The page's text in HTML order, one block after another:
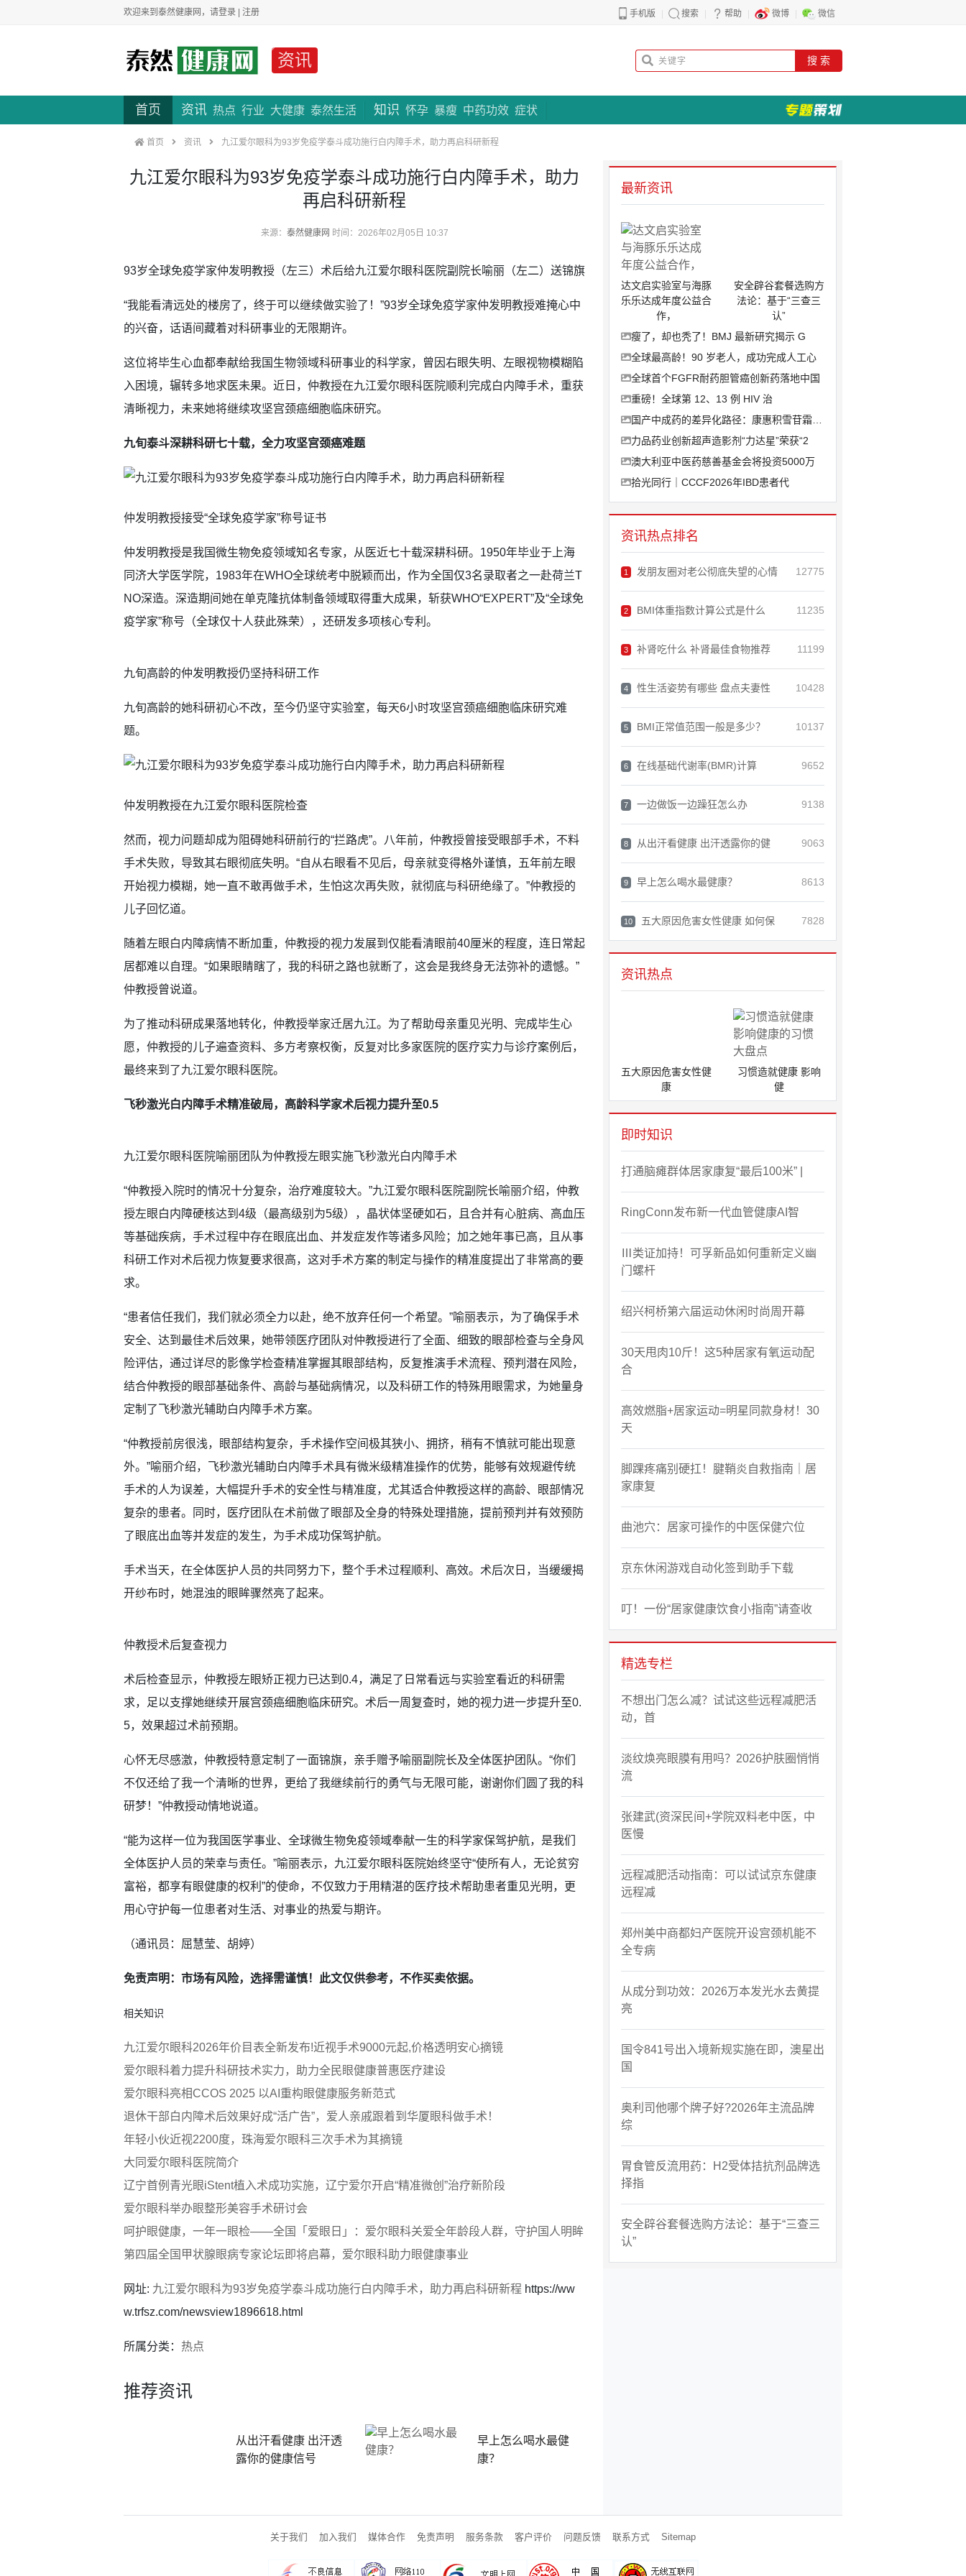
欢迎来到泰然健康网，请登录 | 注册 手机版 搜索 帮助 微博 微信
资讯 搜 索
首页 资讯 热点 行业 大健康 泰然生活 知识 怀孕 暴瘦 中药功效 症状
首页 资讯 九江爱尔眼科为93岁免疫学泰斗成功施行白内障手术，助力再启科研新程
九江爱尔眼科为93岁免疫学泰斗成功施行白内障手术，助力
再启科研新程
来源： 泰然健康网 时间：2026年02月05日 10:37
93岁全球免疫学家仲发明教授（左三）术后给九江爱尔眼科医院副院长喻丽（左二）送锦旗
“我能看清远处的楼房了，终于可以继续做实验了！”93岁全球免疫学家仲发明教授难掩心中
的兴奋，话语间藏着对科研事业的无限期许。
这位将毕生心血都奉献给我国生物领域科研事业的科学家，曾因右眼失明、左眼视物模糊陷
入困境，辗转多地求医未果。近日，仲教授在九江爱尔眼科医院顺利完成白内障手术，重获
清晰视力，未来她将继续攻坚宫颈癌细胞临床研究。
九旬泰斗深耕科研七十载，全力攻坚宫颈癌难题
仲发明教授接受“全球免疫学家”称号证书
仲发明教授是我国微生物免疫领域知名专家，从医近七十载深耕科研。1950年毕业于上海
同济大学医学院，1983年在WHO全球统考中脱颖而出，作为全国仅3名录取者之一赴荷兰T
NO深造。深造期间她在单克隆抗体制备领域取得重大成果，斩获WHO“EXPERT”及“全球免
疫学家”称号（全球仅十人获此殊荣），还研发多项核心专利。
九旬高龄的仲发明教授仍坚持科研工作
九旬高龄的她科研初心不改，至今仍坚守实验室，每天6小时攻坚宫颈癌细胞临床研究难
题。
仲发明教授在九江爱尔眼科医院检查
然而，视力问题却成为阻碍她科研前行的“拦路虎”。八年前，仲教授曾接受眼部手术，不料
手术失败，导致其右眼彻底失明。“自从右眼看不见后，母亲就变得格外谨慎，五年前左眼
开始视力模糊，她一直不敢再做手术，生怕这次再失败，就彻底与科研绝缘了。”仲教授的
儿子回忆道。
随着左眼白内障病情不断加重，仲教授的视力发展到仅能看清眼前40厘米的程度，连日常起
居都难以自理。“如果眼睛瞎了，我的科研之路也就断了，这会是我终身无法弥补的遗憾。”
仲教授曾说道。
为了推动科研成果落地转化，仲教授举家迁居九江。为了帮助母亲重见光明、完成毕生心
愿，仲教授的儿子遍查资料、多方考察权衡，反复对比多家医院的医疗实力与诊疗案例后，
最终来到了九江爱尔眼科医院。
飞秒激光白内障手术精准破局，高龄科学家术后视力提升至0.5
九江爱尔眼科医院喻丽团队为仲教授左眼实施飞秒激光白内障手术
“仲教授入院时的情况十分复杂，治疗难度较大。”九江爱尔眼科医院副院长喻丽介绍，仲教
授左眼白内障硬核达到4级（最高级别为5级），晶状体坚硬如石，且合并有心脏病、高血压
等基础疾病，手术过程中存在眼底出血、并发症发作等诸多风险；加之她年事已高，且从事
科研工作对术后视力恢复要求很高，这对手术方案的制定与操作的精准度提出了非常高的要
求。
“患者信任我们，我们就必须全力以赴，绝不放弃任何一个希望。”喻丽表示，为了确保手术
安全、达到最佳术后效果，她带领医疗团队对仲教授进行了全面、细致的眼部检查与全身风
险评估，通过详尽的影像学检查精准掌握其眼部结构，反复推演手术流程、预判潜在风险，
结合仲教授的眼部基础条件、高龄与基础病情况，以及科研工作的特殊用眼需求，为她量身
定制了飞秒激光辅助白内障手术方案。
“仲教授前房很浅，眼部结构复杂，手术操作空间极其狭小、拥挤，稍有不慎就可能出现意
外。”喻丽介绍，飞秒激光辅助白内障手术具有微米级精准操作的优势，能够有效规避传统
手术的人为误差，大幅提升手术的安全性与精准度，尤其适合仲教授这样的高龄、眼部情况
复杂的患者。同时，医疗团队在术前做了眼部及全身的特殊处理措施，提前预判并有效预防
了眼底出血等并发症的发生，为手术成功保驾护航。
手术当天，在全体医护人员的共同努力下，整个手术过程顺利、高效。术后次日，当缓缓揭
开纱布时，她混浊的眼眸骤然亮了起来。
仲教授术后复查视力
术后检查显示，仲教授左眼矫正视力已达到0.4，满足了日常看远与实验室看近的科研需
求，足以支撑她继续开展宫颈癌细胞临床研究。术后一周复查时，她的视力进一步提升至0.
5，效果超过术前预期。
心怀无尽感激，仲教授特意定制了一面锦旗，亲手赠予喻丽副院长及全体医护团队。“你们
不仅还给了我一个清晰的世界，更给了我继续前行的勇气与无限可能，谢谢你们圆了我的科
研梦！”仲教授动情地说道。
“能为这样一位为我国医学事业、全球微生物免疫领域奉献一生的科学家保驾护航，是我们
全体医护人员的荣幸与责任。”喻丽表示，九江爱尔眼科医院始终坚守“使所有人，无论贫穷
富裕，都享有眼健康的权利”的使命，不仅致力于用精湛的医疗技术帮助患者重见光明，更
用心守护每一位患者对生活、对事业的热爱与期许。
（通讯员：屈慧莹、胡婷）
免责声明：市场有风险，选择需谨慎！此文仅供参考，不作买卖依据。
相关知识
九江爱尔眼科2026年价目表全新发布!近视手术9000元起,价格透明安心摘镜
爱尔眼科着力提升科研技术实力，助力全民眼健康普惠医疗建设
爱尔眼科亮相CCOS 2025 以AI重构眼健康服务新范式
退休干部白内障术后效果好成“活广告”，爱人亲戚跟着到华厦眼科做手术！
年轻小伙近视2200度，珠海爱尔眼科三次手术为其摘镜
大同爱尔眼科医院简介
辽宁首例青光眼iStent植入术成功实施，辽宁爱尔开启“精准微创”治疗新阶段
爱尔眼科举办眼整形美容手术研讨会
呵护眼健康，一年一眼检——全国「爱眼日」：爱尔眼科关爱全年龄段人群，守护国人明眸
第四届全国甲状腺眼病专家论坛即将启幕，爱尔眼科助力眼健康事业
网址: 九江爱尔眼科为93岁免疫学泰斗成功施行白内障手术，助力再启科研新程 https://ww
w.trfsz.com/newsview1896618.html
所属分类： 热点
推荐资讯
从出汗看健康 出汗透
露你的健康信号
早上怎么喝水最健
康？
最新资讯
达文启实验室与海豚
乐乐达成年度公益合
作，
安全辟谷套餐选购方
法论：基于“三查三
认”
瘦了，却也秃了！BMJ 最新研究揭示 G
全球最高龄！90 岁老人，成功完成人工心
全球首个FGFR耐药胆管癌创新药落地中国
重磅！全球第 12、13 例 HIV 治
国产中成药的差异化路径：康惠积雪苷霜软膏
力品药业创新超声造影剂“力达星”荣获“2
澳大利亚中医药慈善基金会将投资5000万
拾光同行｜CCCF2026年IBD患者代
资讯热点排名
1 发朋友圈对老公彻底失望的心情 12775
2 BMI体重指数计算公式是什么 11235
3 补肾吃什么 补肾最佳食物推荐 11199
4 性生活姿势有哪些 盘点夫妻性 10428
5 BMI正常值范围一般是多少？ 10137
6 在线基础代谢率(BMR)计算 9652
7 一边做饭一边躁狂怎么办 9138
8 从出汗看健康 出汗透露你的健 9063
9 早上怎么喝水最健康？ 8613
10 五大原因危害女性健康 如何保 7828
资讯热点
五大原因危害女性健
康
习惯造就健康 影响
健
即时知识
打通脑瘫群体居家康复“最后100米” |
RingConn发布新一代血管健康AI智
Ⅲ类证加持！可孚新品如何重新定义幽
门螺杆
绍兴柯桥第六届运动休闲时尚周开幕
30天甩肉10斤！这5种居家有氧运动配
合
高效燃脂+居家运动=明星同款身材！30
天
脚踝疼痛别硬扛！腱鞘炎自救指南｜居
家康复
曲池穴：居家可操作的中医保健穴位
京东休闲游戏自动化签到助手下载
叮！一份“居家健康饮食小指南”请查收
精选专栏
不想出门怎么减？试试这些远程减肥活
动，首
淡纹焕亮眼膜有用吗？2026护肤圈悄悄
流
张建武(资深民间+学院双料老中医，中
医慢
远程减肥活动指南：可以试试京东健康
远程减
郑州美中商都妇产医院开设宫颈机能不
全专病
从成分到功效：2026万本发光水去黄提
亮
国令841号出入境新规实施在即，澳星出
国
奥利司他哪个牌子好?2026年主流品牌
综
胃食管反流用药：H2受体拮抗剂品牌选
择指
安全辟谷套餐选购方法论：基于“三查三
认”
关于我们 加入我们 媒体合作 免责声明 服务条款 客户评价 问题反馈 联系方式 Sitemap